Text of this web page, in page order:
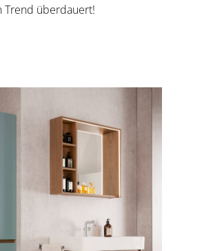
Trend überdauert!